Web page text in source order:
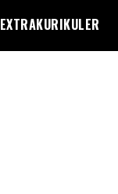
EXTRAKURIKULER